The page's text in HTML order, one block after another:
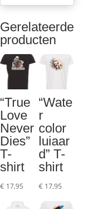
Gerelateerde
producten
“True
Love
Never
Dies”
T-
shirt
€ 17,95
“Wate
r
color
luiaar
d” T-
shirt
€17,95